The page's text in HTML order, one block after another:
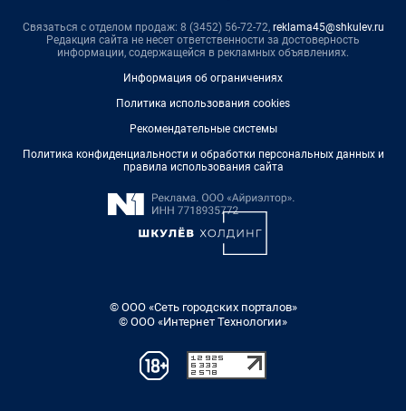
Связаться с отделом продаж: 8 (3452) 56-72-72, reklama45@shkulev.ru
Редакция сайта не несет ответственности за достоверность
информации, содержащейся в рекламных объявлениях.
Информация об ограничениях
Политика использования cookies
Рекомендательные системы
Политика конфиденциальности и обработки персональных данных и
правила использования сайта
© ООО «Сеть городских порталов»
© ООО «Интернет Технологии»